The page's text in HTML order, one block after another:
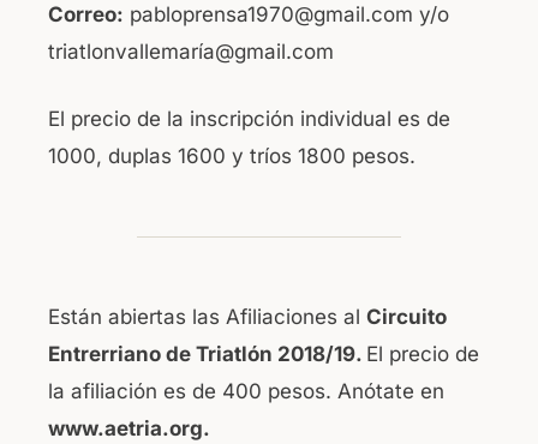
Correo: pabloprensa1970@gmail.com y/o
triatlonvallemaría@gmail.com
El precio de la inscripción individual es de
1000, duplas 1600 y tríos 1800 pesos.
Están abiertas las Afiliaciones al Circuito
Entrerriano de Triatlón 2018/19. El precio de
la afiliación es de 400 pesos. Anótate en
www.aetria.org.